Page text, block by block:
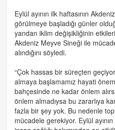
Eylül ayının ilk haftasının
görülmeye başladığı günler
yandan iklim değişikliğinin
Akdeniz Meyve Sineği ile
alındığını söyledi.
“Çok hassas bir süreçten
almaya başlamamız hayati
bahçesinde ne kadar önlem
önlem almadıysa bu zararlıya
fazla bir şey yok. Bu nedenle
mücadele gerekiyor. Eylül